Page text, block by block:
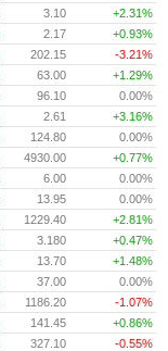
3.10
+2.31%
2.17
+0.93%
202.15
-3.21%
63.00
+1.29%
96.10
0.00%
2.61
+3.16%
124.80
0.00%
4930.00
+0.77%
6.00
0.00%
13.95
0.00%
1229.40
+2.81%
3.180
+0.47%
13.70
+1.48%
37.00
0.00%
1186.20
-1.07%
141.45
+0.86%
327.10
-0.55%